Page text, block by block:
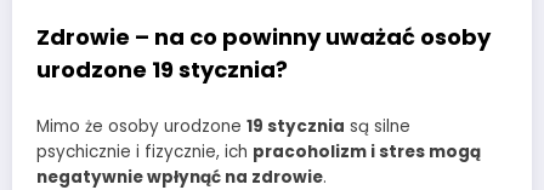
Zdrowie – na co powinny uważać osoby
urodzone 19 stycznia?
Mimo że osoby urodzone 19 stycznia są silne
psychicznie i fizycznie, ich pracoholizm i stres mogą
negatywnie wpłynąć na zdrowie.